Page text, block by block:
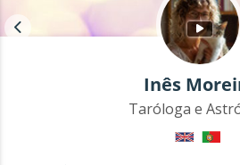
Inês
Taróloga e